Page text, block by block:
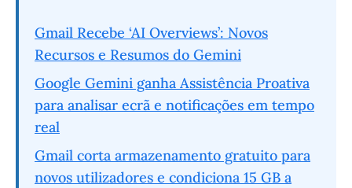
Gmail Recebe ‘AI Overviews’: Novos
Recursos e Resumos do Gemini
Google Gemini ganha Assistência Proativa
para analisar ecrã e notificações em tempo
real
Gmail corta armazenamento gratuito para
novos utilizadores e condiciona 15 GB a